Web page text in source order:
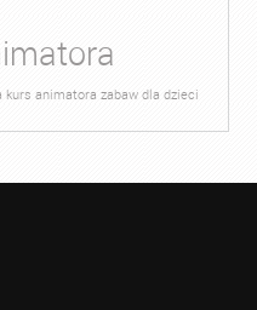
kurs animatora zabaw dla dzieci